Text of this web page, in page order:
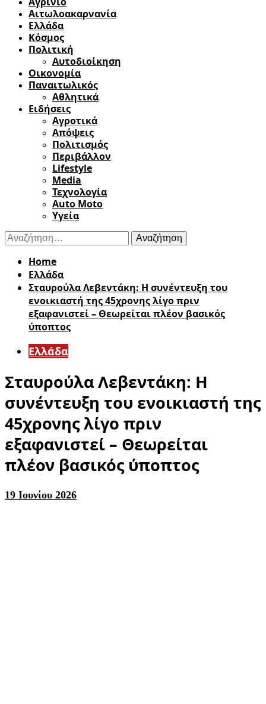
Αιτωλοακαρνανία
Ελλάδα
Κόσμος
Πολιτική
Αυτοδιοίκηση
Οικονομία
Παναιτωλικός
Αθλητικά
Ειδήσεις
Αγροτικά
Απόψεις
Πολιτισμός
Περιβάλλον
Lifestyle
Media
Τεχνολογία
Auto Moto
Υγεία
Αναζήτηση
για:
Home
Ελλάδα
Σταυρούλα Λεβεντάκη: Η συνέντευξη του
ενοικιαστή της 45χρονης λίγο πριν
εξαφανιστεί – Θεωρείται πλέον βασικός
ύποπτος
Ελλάδα
Σταυρούλα Λεβεντάκη: Η
συνέντευξη του ενοικιαστή της
45χρονης λίγο πριν
εξαφανιστεί – Θεωρείται
πλέον βασικός ύποπτος
19 Ιουνίου 2026